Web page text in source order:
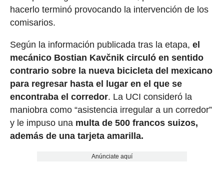
hacerlo terminó provocando la intervención de los
comisarios.
Según la información publicada tras la etapa, el
mecánico Bostian Kavčnik circuló en sentido
contrario sobre la nueva bicicleta del mexicano
para regresar hasta el lugar en el que se
encontraba el corredor. La UCI consideró la
maniobra como “asistencia irregular a un corredor”
y le impuso una multa de 500 francos suizos,
además de una tarjeta amarilla.
Anúnciate aquí